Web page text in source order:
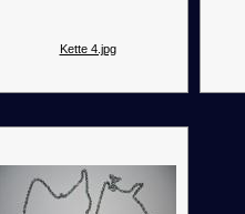
Kette 4.jpg